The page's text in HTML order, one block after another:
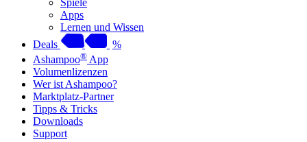
Spiele
Apps
Lernen und Wissen
Deals
%
Ashampoo® App
Volumenlizenzen
Wer ist Ashampoo?
Marktplatz-Partner
Tipps & Tricks
Downloads
Support